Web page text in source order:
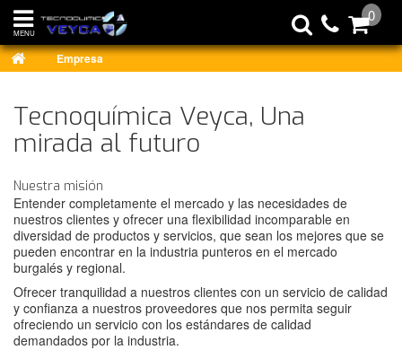
Empresa
Tecnoquímica Veyca, Una
mirada al futuro
Nuestra misión
Entender completamente el mercado y las necesidades de
nuestros clientes y ofrecer una flexibilidad incomparable en
diversidad de productos y servicios, que sean los mejores que se
pueden encontrar en la industria punteros en el mercado
burgalés y regional.
Ofrecer tranquilidad a nuestros clientes con un servicio de calidad
y confianza a nuestros proveedores que nos permita seguir
ofreciendo un servicio con los estándares de calidad
demandados por la industria.
MENU
0